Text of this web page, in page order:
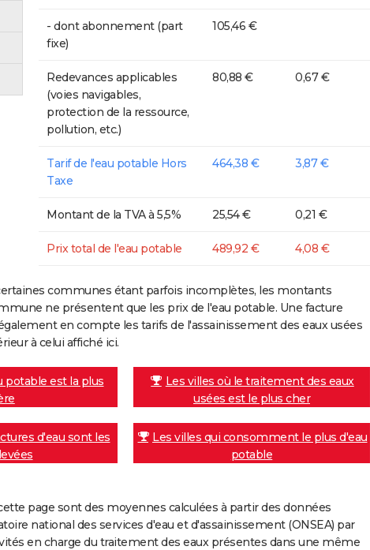
- dont abonnement (part
fixe)
105,46 €
Redevances applicables
(voies navigables,
protection de la ressource,
pollution, etc.)
80,88 € 0,67 €
Tarif de l'eau potable Hors
Taxe
464,38 € 3,87 €
Montant de la TVA à 5,5% 25,54 € 0,21 €
Prix total de l'eau potable 489,92 € 4,08 €
communes étant parfois incomplètes, les montants
ne présentent que les prix de l'eau potable. Une facture
en compte les tarifs de l'assainissement des eaux usées
à celui affiché ici.
potable est la plus
Les villes où le traitement des eaux
usées est le plus cher
d'eau sont les
Les villes qui consomment le plus d'eau
potable
page sont des moyennes calculées à partir des données
national des services d'eau et d'assainissement (ONSEA) par
en charge du traitement des eaux présentes dans une même